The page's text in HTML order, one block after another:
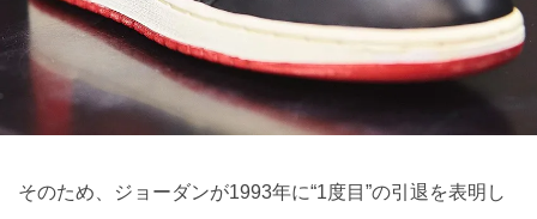
そのため、ジョーダンが1993年に“1度目”の引退を表明し